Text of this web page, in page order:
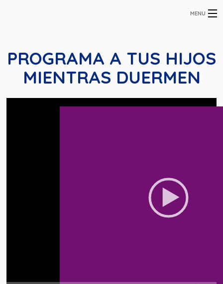
MENU
COACHING PERSONAL
ACADÉMICO
COACHING FAMILIAR
BLOG
PROGRAMA A TUS HIJOS
MIENTRAS DUERMEN